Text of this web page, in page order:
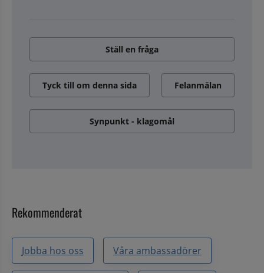
Ställ en fråga
Tyck till om denna sida Felanmälan
Synpunkt - klagomål
Rekommenderat
Jobba hos oss Våra ambassadörer